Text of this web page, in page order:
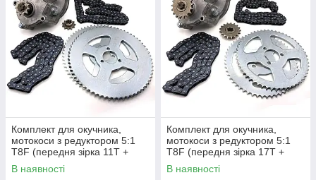
Комплект для окучника,
мотокоси з редуктором 5:1
T8F (передня зірка 11Т +
задня зірка 64Т 2 шт +
ланцюг 2 шт.) 116L
В наявності
Комплект для окучника,
мотокоси з редуктором 5:1
T8F (передня зірка 17Т +
задня зірка 54Т 2 шт. +
ланцюг 2 шт.) 124L
В наявності